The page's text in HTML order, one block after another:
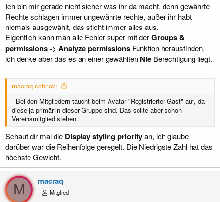
Ich bin mir gerade nicht sicher was ihr da macht, denn gewährte
Rechte schlagen immer ungewährte rechte, außer ihr habt
niemals ausgewählt, das sticht immer alles aus.
Eigentlich kann man alle Fehler super mit derGroups &
permissions -> Analyze permissions Funktion herausfinden,
ich denke aber das es an einer gewählten Nie Berechtigung liegt.
macraq schrieb:
- Bei den Mitgliedern taucht beim Avatar "Registrierter Gast" auf, da
diese ja primär in dieser Gruppe sind. Das sollte aber schon
Vereinsmitglied stehen.
Schaut dir mal die Display styling priorityan, ich glaube
darüber war die Reihenfolge geregelt. Die Niedrigste Zahl hat das
höchste Gewicht.
M
macraq
Mitglied